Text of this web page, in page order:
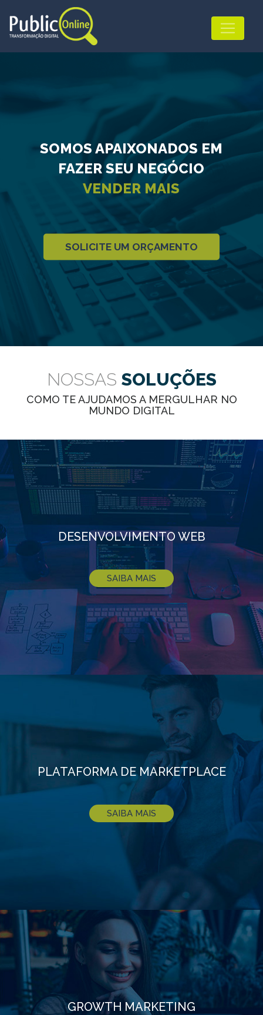
SOMOS APAIXONADOS EM
FAZER SEU NEGÓCIO
VENDER MAIS
SOLICITE UM ORÇAMENTO
NOSSAS SOLUÇÕES
COMO TE AJUDAMOS A MERGULHAR NO
MUNDO DIGITAL
DESENVOLVIMENTO WEB
SAIBA MAIS
PLATAFORMA DE MARKETPLACE
SAIBA MAIS
GROWTH MARKETING